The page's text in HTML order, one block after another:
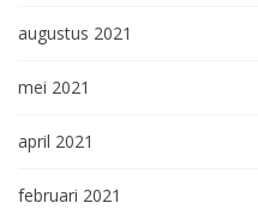
augustus 2021
mei 2021
april 2021
februari 2021